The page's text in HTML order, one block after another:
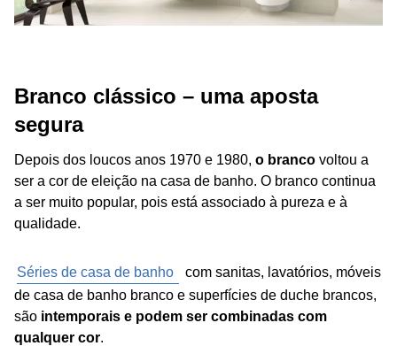
Branco clássico – uma aposta
segura
Depois dos loucos anos 1970 e 1980, o branco voltou a
ser a cor de eleição na casa de banho. O branco continua
a ser muito popular, pois está associado à pureza e à
qualidade.
Séries de casa de banho
com sanitas, lavatórios, móveis
de casa de banho branco e superfícies de duche brancos,
são intemporais e podem ser combinadas com
qualquer cor.